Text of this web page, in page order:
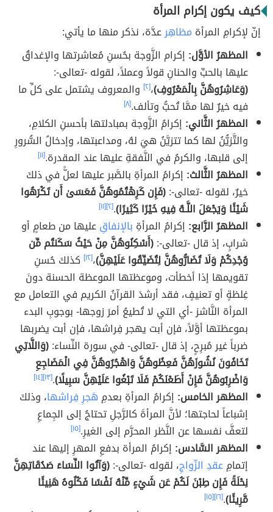
كيف يكون إكرام المرأة
إنّ لإكرامِ المرأة مظاهِرعدَّة، نذكر منها ما يأتي:
المظهرُ الأوَّل: إكرام الزَّوجة بحُسنِ مُعاشرتها والإغداقُ
عليها بالحبِّ والحنانِ قولاً وعملاً، لقوله -تعالى-:
(وَعَاشِرُوهُنَّ بِالْمَعْرُوفِ)،[٢] والمعروف يشتمل على كلِّ ما
فيه خيرٌ لها ممَّا تُحبُّ وتألف.[٨]
المظهرُ الثَّاني: إكرامُ الزَّوجة بمبادلتها بأحسنِ الكلامِ،
والتَّزيُّنُ لها كما تتزيَّنُ هيَ لهُ، ومداعبتها، وإدخالُ السُّرورِ
إلى قلبها، والكرمُ في النَّفقةِ عليها عند المقدرة.[١١]
المظهرُ الثَّالث: إكرامُ المرأةِ بالصَّبر عليها لعلََّ في ذلكَ
خيرٌ، لقوله -تعالى-:(فَإِن كَرِهْتُمُوهُنَّ فَعَسَىٰ أَن تَكْرَهُوا
شَيْئًا وَيَجْعَلَ اللَّـهُ فِيهِ خَيْرًا كَثِيرًا).[٢] [١١]
المظهرُ الرَّابع: إكرامُ المرأةِ بالإنفاقِعليها من طعامٍ أو
شرابٍ، إذ قال -تعالى-:(أَسْكِنُوهُنَّ مِنْ حَيْثُ سَكَنتُم مِّن
وُجْدِكُمْ وَلَا تُضَارُّوهُنَّ لِتُضَيِّقُوا عَلَيْهِنَّ)،[١٢] كذلكَ حُسنِ
تقويمها إذا أخطأت، وموعظتها الموعظة الحسنة دونَ
غِلظةٍ أو تعنيفٍ، فقد أرشدَ القرآنُ الكريم في التعامل مع
المرأة النَّاشز -أي التي لا تُطيعُ أمرَ زوجها- بوجوبِ البدء
بموعظتها أوَّلاً، فإن أبت يهجر فِراشها، فإن أبت يضربها
ضرباً غير مُبرِحٍ، إذ قال -تعالى- في سورة النِّساء:(وَاللَّاتِي
تَخَافُونَ نُشُوزَهُنَّ فَعِظُوهُنَّ وَاهْجُرُوهُنَّ فِي الْمَضَاجِعِ
وَاضْرِبُوهُنَّ فَإِنْ أَطَعْنَكُمْ فَلَا تَبْغُوا عَلَيْهِنَّ سَبِيلًا).[١٣] [١٤]
المظهر الخامس: إكرامُ المرأةِ بعدمِ هَجرِ فِراشها، وذلكَ
إشباعاً لحاجتها؛ لأنَّ المرأةَ كالرَّجلِ تحتاجُ إلى الجِماعِ
لتعفَّ نفسها عن النَّظر المحرَّم إلى الغيرِ.[١٥]
المظهر السَّادس: إكرامُ المرأة بدفعِ المهرِ إليها عند
إتمامِعقدِ الزّواجِ، لقوله -تعالى-:(وَآتُوا النِّسَاءَ صَدُقَاتِهِنَّ
نِحْلَةً فَإِن طِبْنَ لَكُمْ عَن شَيْءٍ مِّنْهُ نَفْسًا فَكُلُوهُ هَنِيئًا
مَّرِيئًا).[١٦] [١٥]